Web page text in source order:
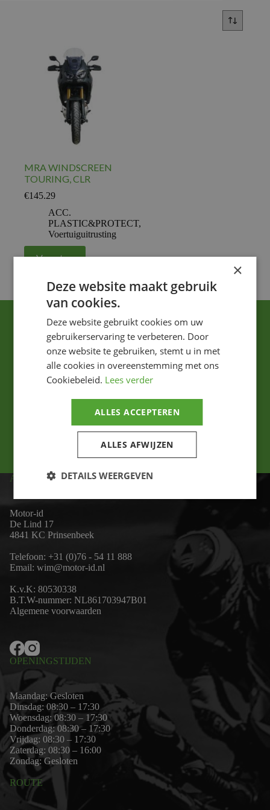
MRA WINDSCREEN
TOURING, CLR
€145.29
ACC.
PLASTIC&PROTECT,
Voertuiguitrusting
Voeg toe
ADRES
Motor-id
De Lind 17
4841 KC Prinsenbeek
Telefoon: +31 (0)76 - 54 11 888
Email: wim@motor-id.nl
K.v.K: 80530338
B.T.W-nummer: NL861703947B01
Algemene voorwaarden
OPENINGSTIJDEN
Maandag: Gesloten
Dinsdag: 08:30 – 17:30
Woensdag: 08:30 – 17:30
Donderdag: 08:30 – 17:30
Vrijdag: 08:30 – 17:30
Zaterdag: 08:30 – 16:00
Zondag: Gesloten
ROUTE
×
Deze website maakt gebruik
van cookies.
Deze website gebruikt cookies om uw
gebruikerservaring te verbeteren. Door
onze website te gebruiken, stemt u in met
alle cookies in overeenstemming met ons
Cookiebeleid. Lees verder
ALLES ACCEPTEREN
ALLES AFWIJZEN
DETAILS WEERGEVEN